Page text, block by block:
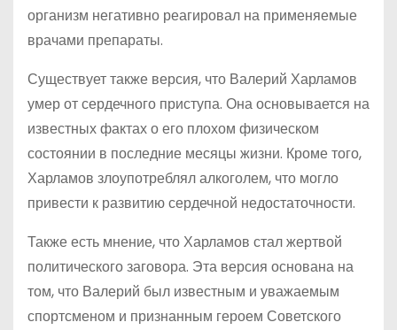
организм негативно реагировал на применяемые
врачами препараты.
Существует также версия, что Валерий Харламов
умер от сердечного приступа. Она основывается на
известных фактах о его плохом физическом
состоянии в последние месяцы жизни. Кроме того,
Харламов злоупотреблял алкоголем, что могло
привести к развитию сердечной недостаточности.
Также есть мнение, что Харламов стал жертвой
политического заговора. Эта версия основана на
том, что Валерий был известным и уважаемым
спортсменом и признанным героем Советского